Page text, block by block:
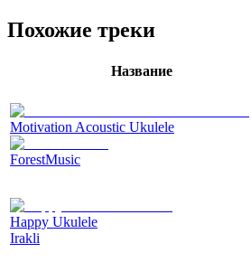
Похожие треки
Название
Motivation Acoustic Ukulele
ForestMusic
Happy Ukulele
Irakli